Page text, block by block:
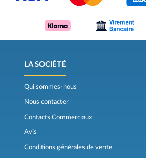
LA SOCIÉTÉ
Qui sommes-nous
Nous contacter
Contacts Commerciaux
Avis
Conditions générales de vente